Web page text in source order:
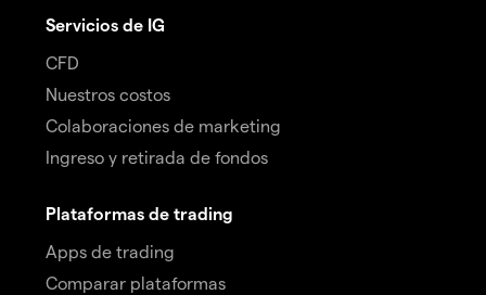
Servicios de IG
CFD
Nuestros costos
Colaboraciones de marketing
Ingreso y retirada de fondos
Plataformas de trading
Apps de trading
Comparar plataformas